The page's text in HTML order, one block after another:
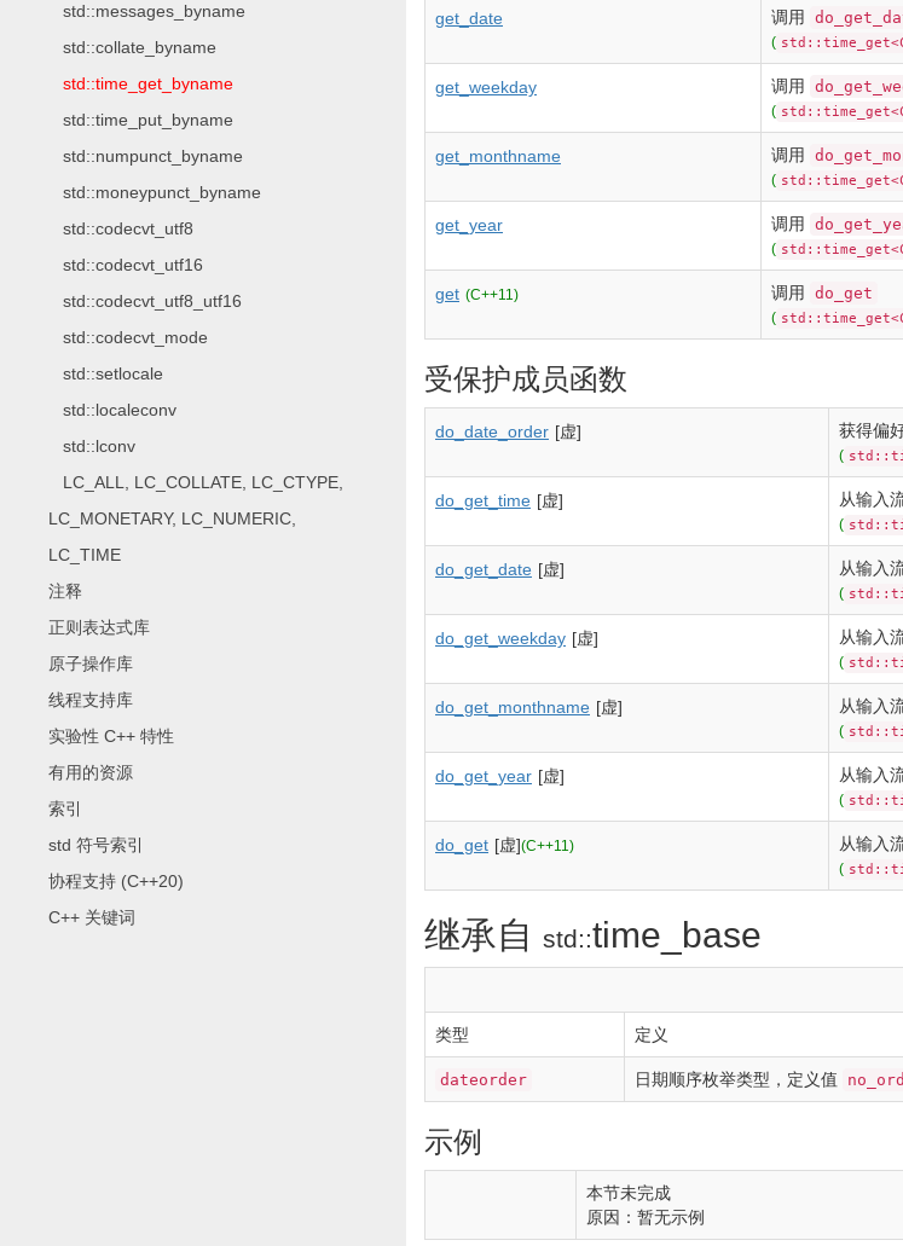
std::messages_byname
std::collate_byname
std::time_get_byname
std::time_put_byname
std::numpunct_byname
std::moneypunct_byname
std::codecvt_utf8
std::codecvt_utf16
std::codecvt_utf8_utf16
std::codecvt_mode
std::setlocale
std::localeconv
std::lconv
LC_ALL, LC_COLLATE, LC_CTYPE,
LC_MONETARY, LC_NUMERIC,
LC_TIME
注释
正则表达式库
原子操作库
线程支持库
实验性 C++ 特性
有用的资源
索引
std 符号索引
协程支持 (C++20)
C++ 关键词
get_date 调用
(
get_weekday 调用
(
get_monthname 调用
(
get_year 调用
(
get (C++11) 调用 do_get
(
受保护成员函数
do_date_order [虚] 获得偏
(
do_get_time [虚] 从输入
(
do_get_date [虚] 从输入
(
do_get_weekday [虚] 从输入
(
do_get_monthname [虚] 从输入
(
do_get_year [虚] 从输入
(
do_get [虚](C++11) 从输入
(
继承自 std::time_base
类型 定义
dateorder 日期顺序枚举类型，定义值
示例
本节未完成
原因：暂无示例